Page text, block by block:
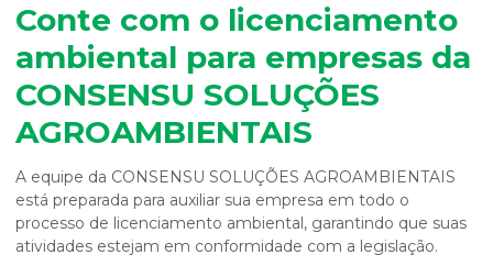
Conte com o licenciamento
ambiental para empresas da
CONSENSU SOLUÇÕES
AGROAMBIENTAIS
A equipe da CONSENSU SOLUÇÕES AGROAMBIENTAIS
está preparada para auxiliar sua empresa em todo o
processo de licenciamento ambiental, garantindo que suas
atividades estejam em conformidade com a legislação.